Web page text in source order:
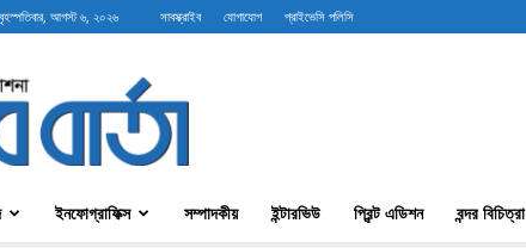
বৃহস্পতিবার, আগস্ট ৬, ২০২৬ সাবস্ক্রাইব যোগাযোগ প্রাইভেসি পলিসি
বন্দরবার্তা
ইনফোগ্রাফিক্স সম্পাদকীয় ইন্টারভিউ প্রিন্ট এডিশন বন্দর বিচিত্রা